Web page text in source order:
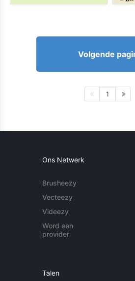
Volgende
1
Ons Netwerk
Brusheezy
Vecteezy
Videezy
Word een
provider
Talen